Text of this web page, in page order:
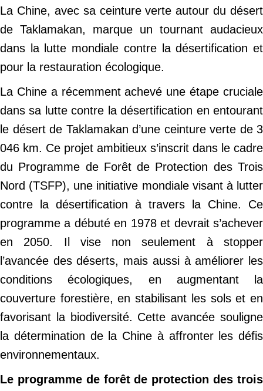
La Chine, avec sa ceinture verte autour du désert
de Taklamakan, marque un tournant audacieux
dans la lutte mondiale contre la désertification et
pour la restauration écologique.
La Chine a récemment achevé une étape cruciale
dans sa lutte contre la désertification en entourant
le désert de Taklamakan d’une ceinture verte de 3
046 km. Ce projet ambitieux s’inscrit dans le cadre
du Programme de Forêt de Protection des Trois
Nord (TSFP), une initiative mondiale visant à lutter
contre la désertification à travers la Chine. Ce
programme a débuté en 1978 et devrait s’achever
en 2050. Il vise non seulement à stopper
l’avancée des déserts, mais aussi à améliorer les
conditions écologiques, en augmentant la
couverture forestière, en stabilisant les sols et en
favorisant la biodiversité. Cette avancée souligne
la détermination de la Chine à affronter les défis
environnementaux.
Le programme de forêt de protection des trois